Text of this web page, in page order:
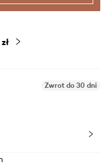
Zwrot do 30 dni